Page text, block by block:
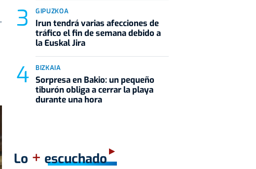
,
GIPUZKOA
Irun tendrá varias afecciones de
tráfico el fin de semana debido a
la Euskal Jira
BIZKAIA
Sorpresa en Bakio: un pequeño
tiburón obliga a cerrar la playa
durante una hora
Lo + escuchado